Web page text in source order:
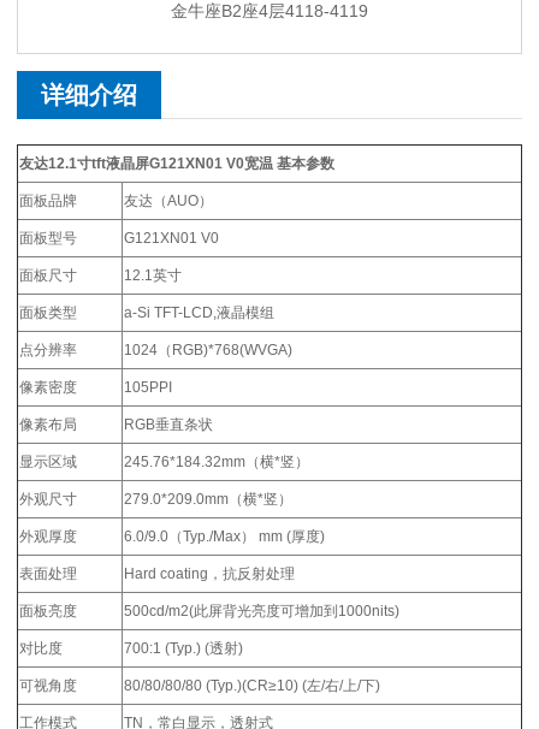
金牛座B2座4层4118-4119
详细介绍
友达12.1寸tft液晶屏G121XN01 V0宽温 基本参数
面板品牌 友达（AUO）
面板型号 G121XN01 V0
面板尺寸 12.1英寸
面板类型 a-Si TFT-LCD,液晶模组
点分辨率 1024（RGB)*768(WVGA)
像素密度 105PPI
像素布局 RGB垂直条状
显示区域 245.76*184.32mm（横*竖）
外观尺寸 279.0*209.0mm（横*竖）
外观厚度 6.0/9.0（Typ./Max） mm (厚度)
表面处理 Hard coating，抗反射处理
面板亮度 500cd/m2(此屏背光亮度可增加到1000nits)
对比度 700:1 (Typ.) (透射)
可视角度 80/80/80/80 (Typ.)(CR≥10) (左/右/上/下)
工作模式 TN，常白显示，透射式